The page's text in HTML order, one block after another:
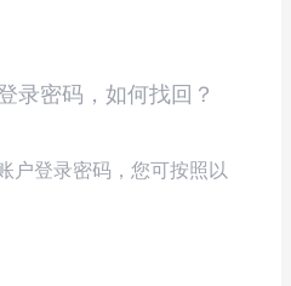
录密码，如何找回？
户登录密码，您可按照以